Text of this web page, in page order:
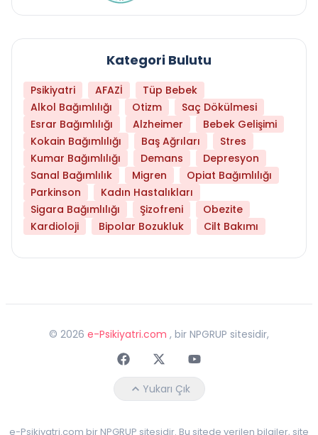
Kategori Bulutu
Psikiyatri AFAZİ
Tüp Bebek
Alkol Bağımlılığı
Otizm
Saç Dökülmesi
Esrar Bağımlılığı
Alzheimer
Bebek Gelişimi
Kokain Bağımlılığı
Baş Ağrıları
Stres
Kumar Bağımlılığı
Demans
Depresyon
Sanal Bağımlılık
Migren
Opiat Bağımlılığı
Parkinson
Kadın Hastalıkları
Sigara Bağımlılığı
Şizofreni
Obezite
Kardioloji
Bipolar Bozukluk Cilt Bakımı
© 2026 e-Psikiyatri.com , bir NPGRUP sitesidir,
FaceebokTwitterYoutube
Yukarı Çık
e-Psikiyatri.com bir NPGRUP sitesidir. Bu sitede verilen bilgiler, site